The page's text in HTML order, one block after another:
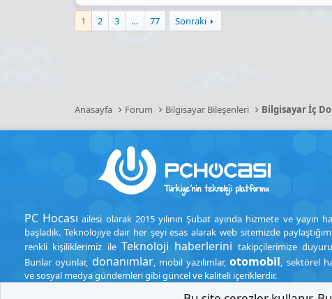
1 2 3 … 77 Sonraki
Anasayfa Forum Bilgisayar Bileşenleri Bilgisayar İç
PC Hocası ailesi olarak 2015 yılının Şubat ayında hizmete ve yayın
başladık. Teknolojiye dair her şeyi esas alarak web sitemizde
renkli kişiliklerimiz ile Teknoloji haberlerini takipçilerimize
Bunlar oyunlar, donanımlar, mobil yazılımlar,otomobil, sektörel
ve sosyal medya gündemleri gibi güncel ve kaliteli içeriklerdir.